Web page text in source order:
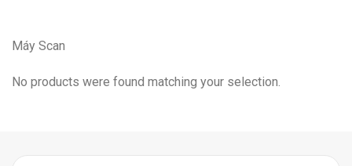
Máy Scan
No products were found matching your selection.